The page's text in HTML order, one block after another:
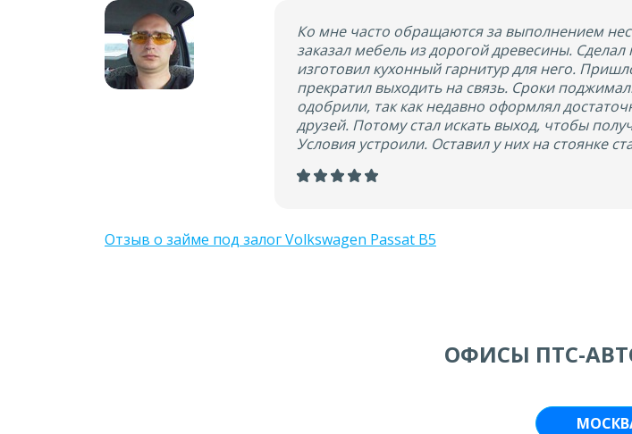
Ко мне часто обращаются за выполнением
заказал мебель из дорогой древесины.
изготовил кухонный гарнитур для него.
прекратил выходить на связь. Сроки
одобрили, так как недавно оформлял
друзей. Потому стал искать выход, чтобы
Условия устроили. Оставил у них на стоянке
Отзыв о займе под залог Volkswagen Passat B5
ОФИСЫ ПТС-